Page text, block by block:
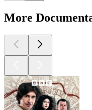
More